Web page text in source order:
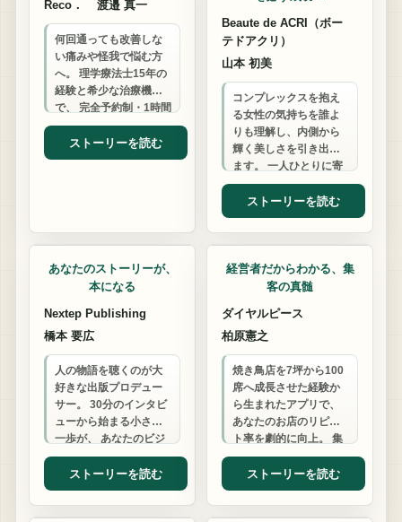
Reco．
渡邉 真一
何回通っても改善しな
い痛みや怪我で悩む方
へ。 理学療法士15年の
経験と希少な治療機器
で、 完全予約制・1時間
以上かけて根本改善を
目指します。 他院との
併用もOK…
ストーリーを読む
Beaute de ACRI（ボー
テドアクリ）
山本 初美
コンプレックスを抱え
る女性の気持ちを誰よ
りも理解し、内側から
輝く美しさを引き出し
ます。 一人ひとりに寄
り添うカウンセリング
で、あなただけの「変
われる」を見つけま…
ストーリーを読む
出版プロデューサー
あなたのストーリーが、
本になる
Nextep Publishing
橋本 要広
人の物語を聴くのが大
好きな出版プロデュー
サー。 30分のインタビ
ューから始まる小さな
一歩が、 あなたのビジ
ネスを変える本の誕生
につながります。
ストーリーを読む
アプリ制作
経営者だからわかる、集
客の真髄
ダイヤルピース
柏原憲之
焼き鳥店を7坪から100
席へ成長させた経験か
ら生まれたアプリで、
あなたのお店のリピー
ト率を劇的に向上。 集
客と顧客管理のお悩み
を解決します。
ストーリーを読む
イベント関係 ウェブ制作